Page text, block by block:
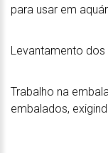
para usar em
Levantamento
Trabalho na
embalados,